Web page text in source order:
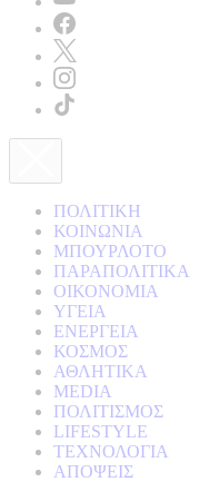
ΠΟΛΙΤΙΚΗ
ΚΟΙΝΩΝΙΑ
ΜΠΟΥΡΛΟΤΟ
ΠΑΡΑΠΟΛΙΤΙΚΑ
ΟΙΚΟΝΟΜΙΑ
ΥΓΕΙΑ
ΕΝΕΡΓΕΙΑ
ΚΟΣΜΟΣ
ΑΘΛΗΤΙΚΑ
MEDIA
ΠΟΛΙΤΙΣΜΟΣ
LIFESTYLE
ΤΕΧΝΟΛΟΓΙΑ
ΑΠΟΨΕΙΣ